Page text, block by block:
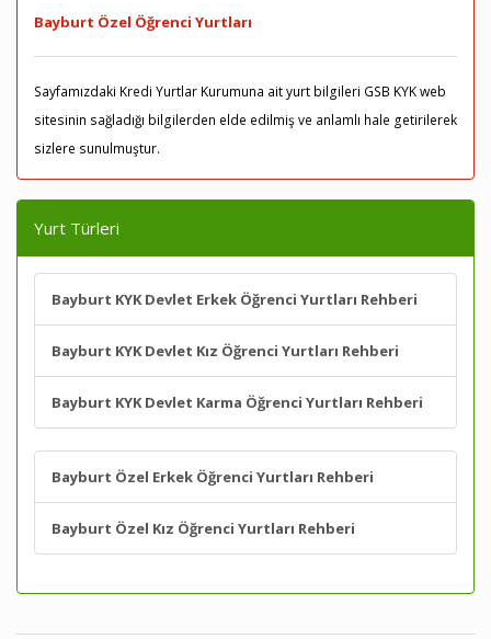
Bayburt Özel Öğrenci Yurtları
Sayfamızdaki Kredi Yurtlar Kurumuna ait yurt bilgileri GSB KYK web
sitesinin sağladığı bilgilerden elde edilmiş ve anlamlı hale getirilerek
sizlere sunulmuştur.
Yurt Türleri
Bayburt KYK Devlet Erkek Öğrenci Yurtları Rehberi
Bayburt KYK Devlet Kız Öğrenci Yurtları Rehberi
Bayburt KYK Devlet Karma Öğrenci Yurtları Rehberi
Bayburt Özel Erkek Öğrenci Yurtları Rehberi
Bayburt Özel Kız Öğrenci Yurtları Rehberi